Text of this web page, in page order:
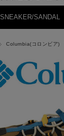
SNEAKER/SANDAL
Columbia(コロンビア)